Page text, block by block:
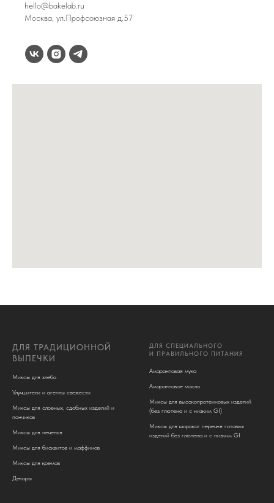
hello@bakelab.ru
Москва, ул.Профсоюзная д.57
ДЛЯ ТРАДИЦИОННОЙ
ВЫПЕЧКИ
Миксы для хлеба
Улучшители и агенты свежести
Миксы для слоеных, сдобных изделий и
пончиков
Миксы для печенья
Миксы для бисквитов и маффинов
Миксы для кремов
Декоры
ДЛЯ СПЕЦИАЛЬНОГО
И ПРАВИЛЬНОГО ПИТАНИЯ
Амарантовая мука
Амарантовое масло
Миксы для высокопротеиновых изделий
(без глютена и c низким GI)
Миксы для широког перечня готовых
изделий без глютена и с низким GI